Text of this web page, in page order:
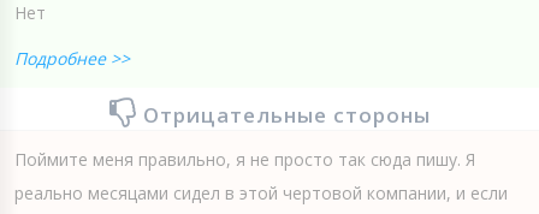
Нет
Подробнее >>
Отрицательные стороны
Поймите меня правильно, я не просто так сюда пишу. Я
реально месяцами сидел в этой чертовой компании, и если